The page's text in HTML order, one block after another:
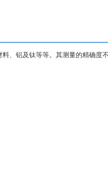
、铝及钛等等。其测量的精确度